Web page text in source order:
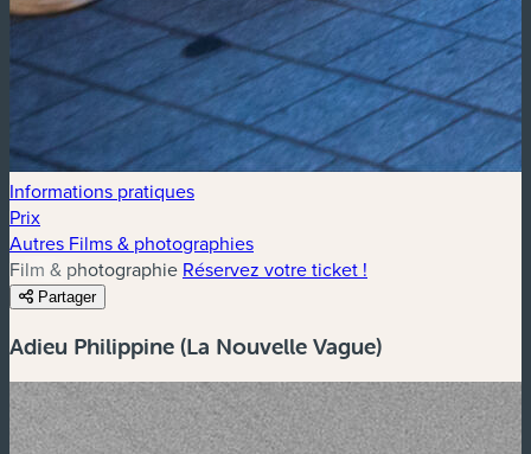
Informations pratiques
Prix
Autres Films & photographies
Film & photographie Réservez votre ticket !
Partager
Adieu Philippine (La Nouvelle Vague)